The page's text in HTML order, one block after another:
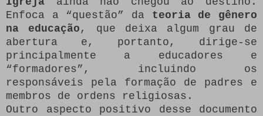
Enfoca a “questão” da teoria de gênero
na educação , que deixa algum grau de
abertura e, portanto, dirige-se
principalmente a educadores e
“formadores”, incluindo os
responsáveis pela formação de padres e
membros de ordens religiosas.
Outro aspecto positivo desse documento